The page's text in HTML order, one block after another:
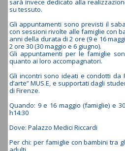
sarà invece dedicato alla
su tessuto.
Gli appuntamenti sono previsti il
con sessioni rivolte alle famiglie con
anni della durata di 2 ore (9 e 16
2 ore 30 (30 maggio e 6 giugno).
Gli appuntamenti per le famiglie
quanto ai loro accompagnatori.
Gli incontri sono ideati e condotti da
d’arte” MUS.E, e supportati dagli
di Firenze.
Quando: 9 e 16 maggio (famiglie) e
h14:30
Dove: Palazzo Medici Riccardi
Per chi: per famiglie con bambini tra